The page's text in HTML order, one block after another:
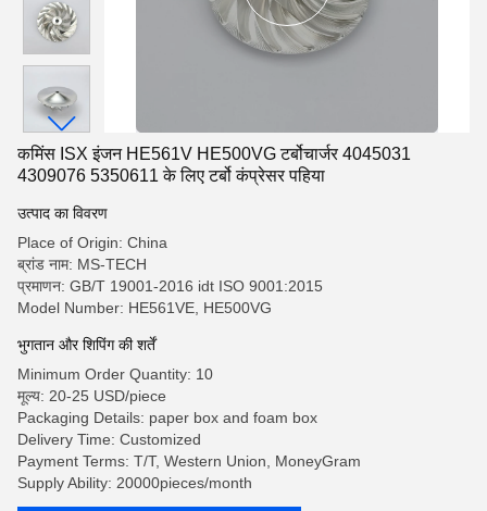
कमिंस ISX इंजन HE561V HE500VG टर्बोचार्जर 4045031
4309076 5350611 के लिए टर्बो कंप्रेसर पहिया
उत्पाद का विवरण
Place of Origin: China
ब्रांड नाम: MS-TECH
प्रमाणन: GB/T 19001-2016 idt ISO 9001:2015
Model Number: HE561VE, HE500VG
भुगतान और शिपिंग की शर्तें
Minimum Order Quantity: 10
मूल्य: 20-25 USD/piece
Packaging Details: paper box and foam box
Delivery Time: Customized
Payment Terms: T/T, Western Union, MoneyGram
Supply Ability: 20000pieces/month